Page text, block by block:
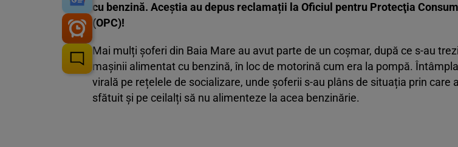
cu benzină. Aceștia au depus reclamații la Oficiul pentru Protecţia
(OPC)!
Mai mulți șoferi din Baia Mare au avut parte de un coșmar, după ce s-au
mașinii alimentat cu benzină, în loc de motorină cum era la pompă.
virală pe rețelele de socializare, unde șoferii s-au plâns de situația prin care
sfătuit și pe ceilalți să nu alimenteze la acea benzinărie.